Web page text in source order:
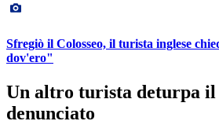
Sfregiò il Colosseo, il turista inglese
dov'ero"
Un altro turista deturpa il
denunciato